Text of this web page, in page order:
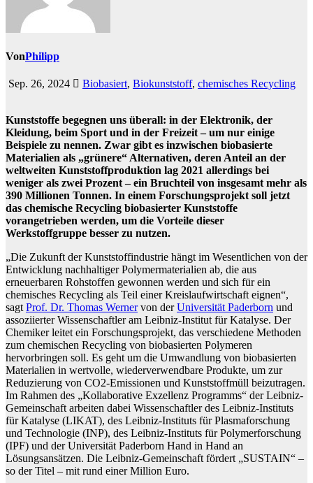
VonPhilipp
Sep. 26, 2024 Biobasiert, Biokunststoff, chemisches Recycling
Kunststoffe begegnen uns überall: in der Elektronik, der
Kleidung, beim Sport und in der Freizeit – um nur einige
Beispiele zu nennen. Zwar gibt es inzwischen biobasierte
Materialien als „grünere“ Alternativen, deren Anteil an der
weltweiten Kunststoffproduktion lag 2021 allerdings bei
weniger als zwei Prozent – ein Bruchteil von insgesamt mehr als
390 Millionen Tonnen. In einem Forschungsprojekt soll jetzt
das chemische Recycling biobasierter Kunststoffe
vorangetrieben werden, um die Vorteile dieser
Werkstoffgruppe besser zu nutzen.
„Die Zukunft der Kunststoffindustrie hängt im Wesentlichen von der
Entwicklung nachhaltiger Polymermaterialien ab, die aus
erneuerbaren Rohstoffen gewonnen werden und sich für ein
chemisches Recycling als Teil einer Kreislaufwirtschaft eignen“,
sagt Prof. Dr. Thomas Wernervon derUniversität Paderborn und
assoziierter Wissenschaftler am Leibniz-Institut für Katalyse. Der
Chemiker leitet ein Forschungsprojekt, das verschiedene Methoden
zum chemischen Recycling von biobasierten Polymeren
hervorbringen soll. Es geht um die Umwandlung von biobasierten
Materialien in wertvolle, wiederverwendbare Produkte, um zur
Reduzierung von CO2-Emissionen und Kunststoffmüll beizutragen.
Im Rahmen des „Kollaborative Exzellenz Programms“ der Leibniz-
Gemeinschaft arbeiten dabei Wissenschaftler des Leibniz-Instituts
für Katalyse (LIKAT), des Leibniz-Instituts für Plasmaforschung
und Technologie (INP), des Leibniz-Instituts für Polymerforschung
(IPF) und der Universität Paderborn Hand in Hand an
Lösungsansätzen. Die Leibniz-Gemeinschaft fördert „SUSTAIN“ –
so der Titel – mit rund einer Million Euro.